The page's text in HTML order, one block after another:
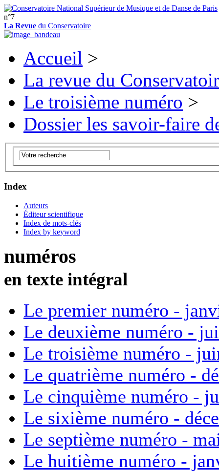
n°7
La Revue du Conservatoire
Accueil >
La revue du
Le troisième numéro >
Dossier les savoir-faire
Index
Auteurs
Éditeur scientifique
Index de mots-clés
Index by keyword
numéros
en texte intégral
Le premier numéro -
Le deuxième numéro -
Le troisième numéro -
Le quatrième numéro -
Le cinquième numéro -
Le sixième numéro -
Le septième numéro -
Le huitième numéro -